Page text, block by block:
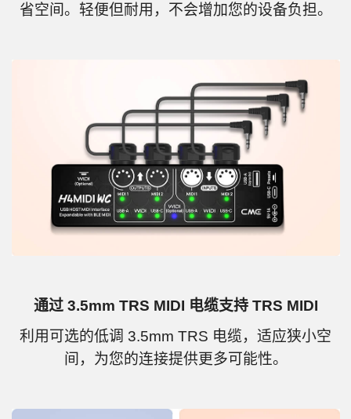
省空间。轻便但耐用，不会增加您的设备负担。
通过 3.5mm TRS MIDI 电缆支持 TRS MIDI
利用可选的低调 3.5mm TRS 电缆，适应狭小空
间，为您的连接提供更多可能性。